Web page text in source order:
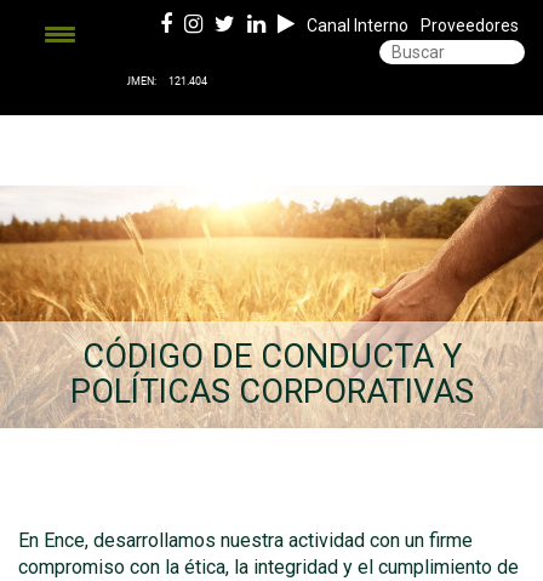
Canal Interno Proveedores
CÓDIGO DE CONDUCTA Y
POLÍTICAS CORPORATIVAS
En Ence, desarrollamos nuestra actividad con un firme
compromiso con la ética, la integridad y el cumplimiento de